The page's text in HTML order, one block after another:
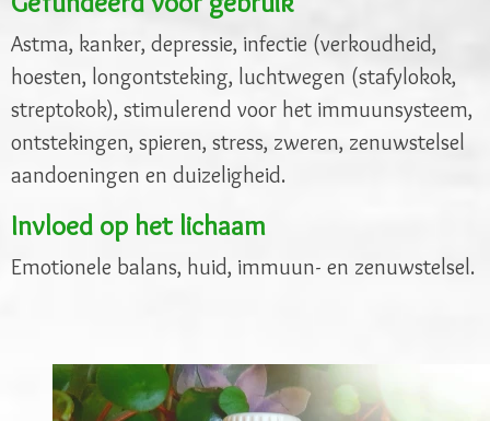
Astma, kanker, depressie, infectie (verkoudheid,
hoesten, longontsteking, luchtwegen (stafylokok,
streptokok), stimulerend voor het immuunsysteem,
ontstekingen, spieren, stress, zweren, zenuwstelsel
aandoeningen en duizeligheid.
Invloed op het lichaam
Emotionele balans, huid, immuun- en zenuwstelsel.